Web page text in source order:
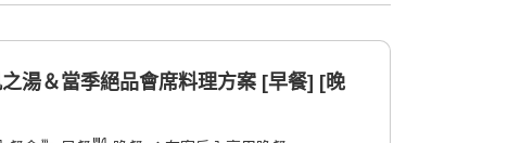
湯＆當季絕品會席料理方案 [早餐] [晚